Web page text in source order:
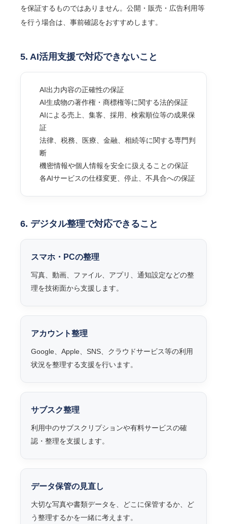
を保証するものではありません。公開・販売・広告利用等
を行う場合は、事前確認をおすすめします。
5. AI活用支援で対応できないこと
AI出力内容の正確性の保証
AI生成物の著作権・商標権等に関する法的保証
AIによる売上、集客、採用、検索順位等の成果保
証
法律、税務、医療、金融、相続等に関する専門判
断
機密情報や個人情報を安全に扱えることの保証
各AIサービスの仕様変更、停止、不具合への保証
6. デジタル整理で対応できること
スマホ・PCの整理
写真、動画、ファイル、アプリ、通知設定などの整
理を技術面から支援します。
アカウント整理
Google、Apple、SNS、クラウドサービス等の利用
状況を整理する支援を行います。
サブスク整理
利用中のサブスクリプションや有料サービスの確
認・整理を支援します。
データ保管の見直し
大切な写真や書類データを、どこに保管するか、ど
う整理するかを一緒に考えます。